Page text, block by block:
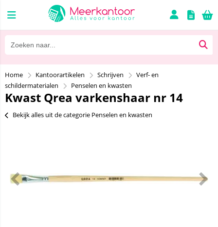
Home Kantoorartikelen Schrijven
Verf- en
schildermaterialen
Penselen en kwasten
Kwast Qrea varkenshaar nr 14
Bekijk alles uit de categorie Penselen en kwasten